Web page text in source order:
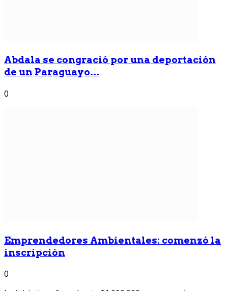
Abdala se congració por una deportación
de un Paraguayo...
0
Emprendedores Ambientales: comenzó la
inscripción
0